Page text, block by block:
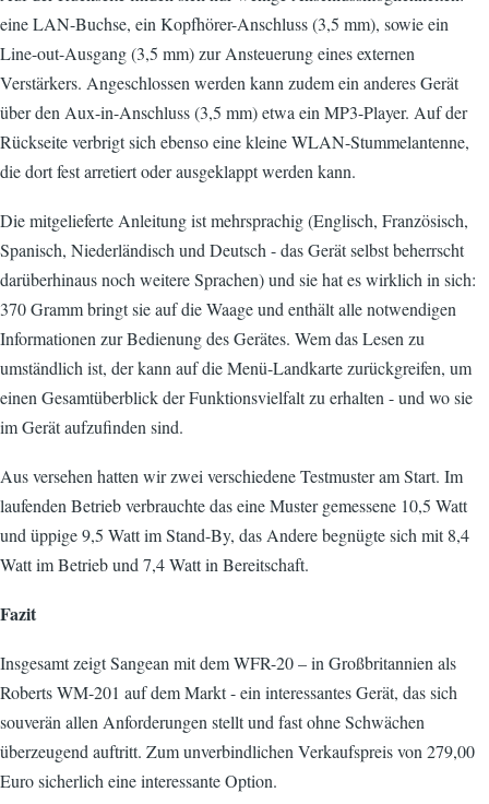
eine LAN-Buchse, ein Kopfhörer-Anschluss (3,5 mm), sowie ein
Line-out-Ausgang (3,5 mm) zur Ansteuerung eines externen
Verstärkers. Angeschlossen werden kann zudem ein anderes Gerät
über den Aux-in-Anschluss (3,5 mm) etwa ein MP3-Player. Auf der
Rückseite verbrigt sich ebenso eine kleine WLAN-Stummelantenne,
die dort fest arretiert oder ausgeklappt werden kann.
Die mitgelieferte Anleitung ist mehrsprachig (Englisch, Französisch,
Spanisch, Niederländisch und Deutsch - das Gerät selbst beherrscht
darüberhinaus noch weitere Sprachen) und sie hat es wirklich in sich:
370 Gramm bringt sie auf die Waage und enthält alle notwendigen
Informationen zur Bedienung des Gerätes. Wem das Lesen zu
umständlich ist, der kann auf die Menü-Landkarte zurückgreifen, um
einen Gesamtüberblick der Funktionsvielfalt zu erhalten - und wo sie
im Gerät aufzufinden sind.
Aus versehen hatten wir zwei verschiedene Testmuster am Start. Im
laufenden Betrieb verbrauchte das eine Muster gemessene 10,5 Watt
und üppige 9,5 Watt im Stand-By, das Andere begnügte sich mit 8,4
Watt im Betrieb und 7,4 Watt in Bereitschaft.
Fazit
Insgesamt zeigt Sangean mit dem WFR-20 – in Großbritannien als
Roberts WM-201 auf dem Markt - ein interessantes Gerät, das sich
souverän allen Anforderungen stellt und fast ohne Schwächen
überzeugend auftritt. Zum unverbindlichen Verkaufspreis von 279,00
Euro sicherlich eine interessante Option.